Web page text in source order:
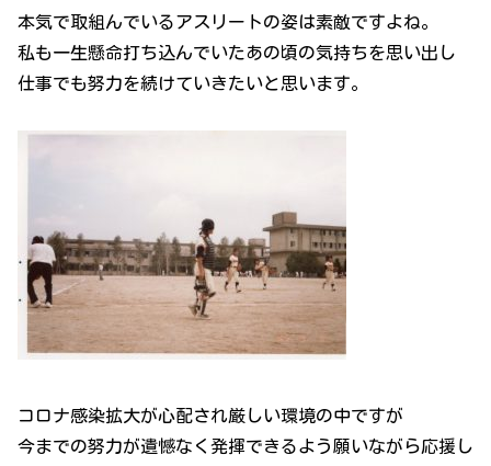
本気で取組んでいるアスリートの姿は素敵ですよね。
私も一生懸命打ち込んでいたあの頃の気持ちを思い出し
仕事でも努力を続けていきたいと思います。
コロナ感染拡大が心配され厳しい環境の中ですが
今までの努力が遺憾なく発揮できるよう願いながら応援し